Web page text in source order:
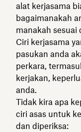
alat kerjasama
bagaimanakah
manakah sesuai
Ciri kerjasama
pasukan anda
perkara,
kerjakan,
anda.
Tidak kira apa
ciri asas untuk
dan diperiksa: